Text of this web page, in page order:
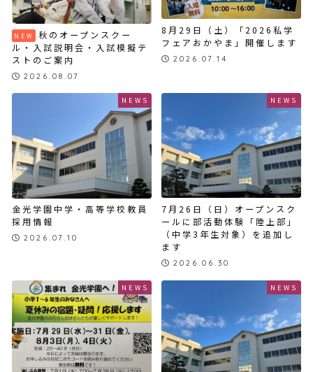
秋のオープンスクー
ル・入試説明会・入試模擬テ
ストのご案内
2026.08.07
8月29日（土）「2026私学
フェアおかやま」開催します
2026.07.14
NEWS
金光学園中学・高等学校教員
採用情報
2026.07.10
NEWS
7月26日（日）オープンスク
ールに部活動体験「陸上部」
（中学3年生対象）を追加し
ます
2026.06.30
NEWS NEWS